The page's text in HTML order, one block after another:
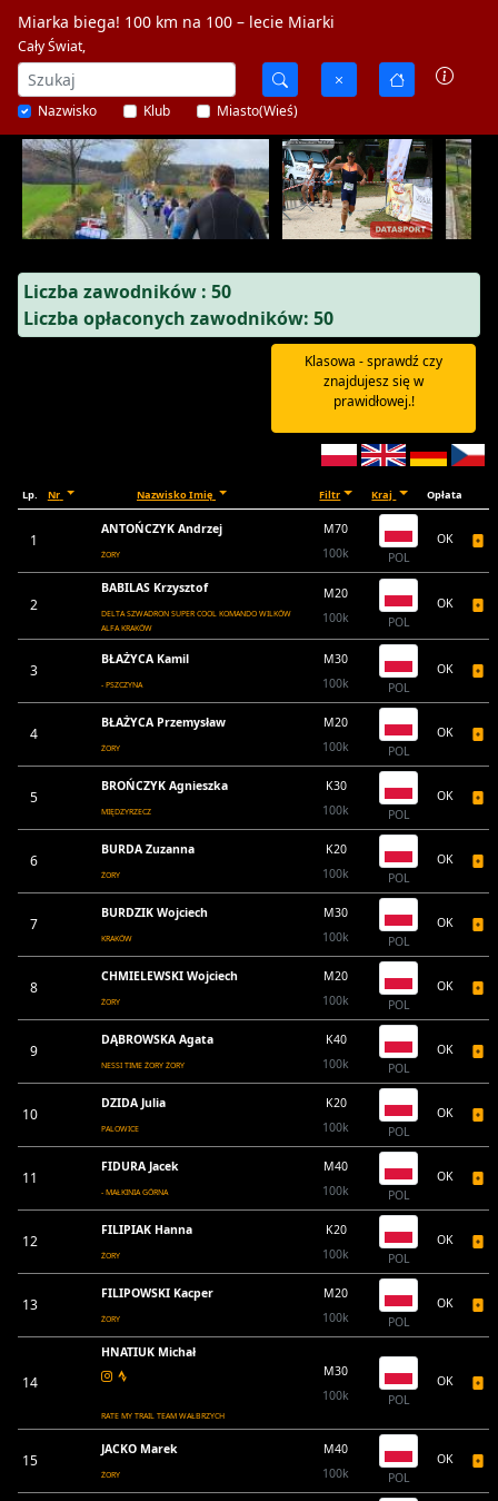
Miarka biega! 100 km na 100 – lecie Miarki
Cały Świat,
Nazwisko Klub Miasto(Wieś)
Liczba zawodników : 50
Liczba opłaconych zawodników: 50
Klasowa - sprawdź czy
znajdujesz się w
prawidłowej.!
Lp. Nr Nazwisko Imię Filtr Kraj Opłata
1
ANTOŃCZYK Andrzej
ŻORY
M70
100k
POL
OK
2
BABILAS Krzysztof
DELTA SZWADRON SUPER COOL KOMANDO WILKÓW
ALFA KRAKÓW
M20
100k
POL
OK
3
BŁAŻYCA Kamil
- PSZCZYNA
M30
100k
POL
OK
4
BŁAŻYCA Przemysław
ŻORY
M20
100k
POL
OK
5
BROŃCZYK Agnieszka
MIĘDZYRZECZ
K30
100k
POL
OK
6
BURDA Zuzanna
ŻORY
K20
100k
POL
OK
7
BURDZIK Wojciech
KRAKÓW
M30
100k
POL
OK
8
CHMIELEWSKI Wojciech
ŻORY
M20
100k
POL
OK
9
DĄBROWSKA Agata
NESSI TIME ŻORY ŻORY
K40
100k
POL
OK
10
DZIDA Julia
PALOWICE
K20
100k
POL
OK
11
FIDURA Jacek
- MAŁKINIA GÓRNA
M40
100k
POL
OK
12
FILIPIAK Hanna
ŻORY
K20
100k
POL
OK
13
FILIPOWSKI Kacper
ŻORY
M20
100k
POL
OK
14
HNATIUK Michał
RATE MY TRAIL TEAM WAŁBRZYCH
M30
100k
POL
OK
15
JACKO Marek
ŻORY
M40
100k
POL
OK